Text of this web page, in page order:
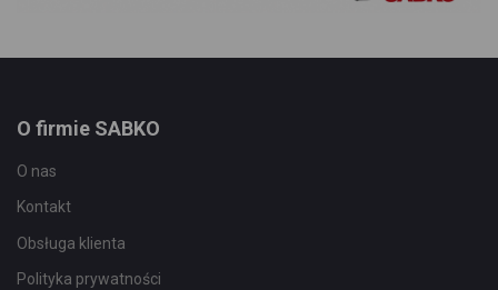
O firmie SABKO
O nas
Kontakt
Obsługa klienta
Polityka prywatności